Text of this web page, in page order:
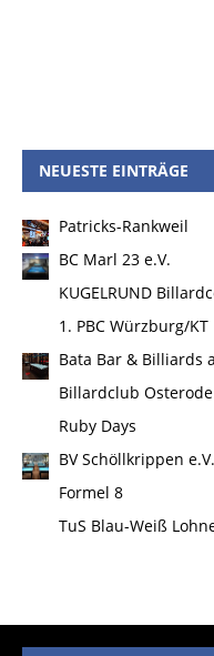
NEUESTE EINTRÄGE
Patricks-Rankweil
BC Marl 23 e.V.
KUGELRUND
1. PBC Würzburg/KT
Bata Bar & Billiards
Billardclub Osterode
Ruby Days
BV Schöllkrippen e.V.
Formel 8
TuS Blau-Weiß